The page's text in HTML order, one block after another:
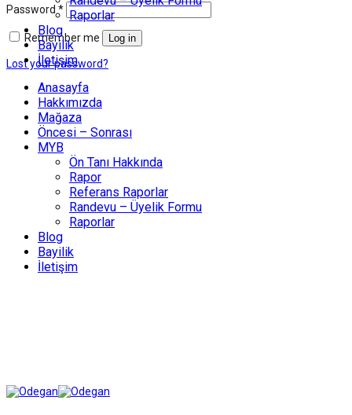
Password *
Remember me Log in
Lost your password?
Raporlar
Blog
Bayilik
İletişim
Anasayfa
Hakkımızda
Mağaza
Öncesi – Sonrası
MYB
Ön Tanı Hakkında
Rapor
Referans Raporlar
Randevu – Üyelik Formu
Raporlar
Blog
Bayilik
İletişim